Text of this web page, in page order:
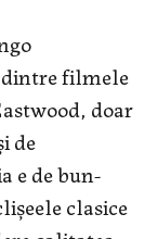
dintre filmele
doar
de
e de bun-
clasice